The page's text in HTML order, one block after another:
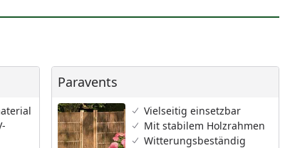
Paravents
Paravents
Vielseitig einsetzbar
Mit stabilem Holzrahmen
Witterungsbeständig